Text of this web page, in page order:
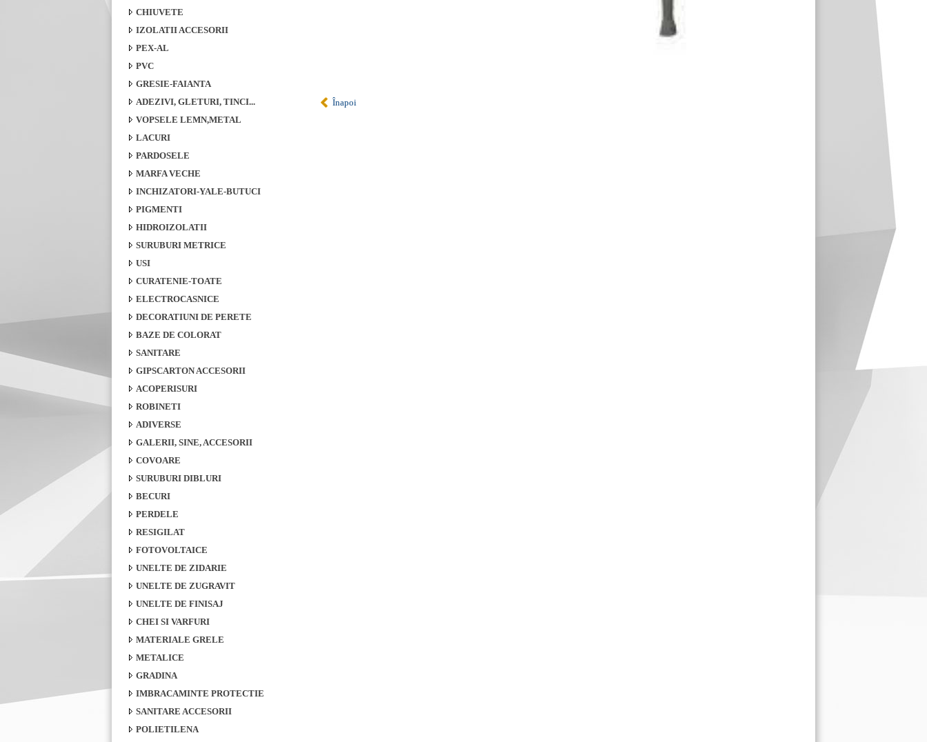
Înapoi
CHIUVETE
IZOLATII ACCESORII
PEX-AL
PVC
GRESIE-FAIANTA
ADEZIVI, GLETURI, TINCI...
VOPSELE LEMN,METAL
LACURI
PARDOSELE
MARFA VECHE
INCHIZATORI-YALE-BUTUCI
PIGMENTI
HIDROIZOLATII
SURUBURI METRICE
USI
CURATENIE-TOATE
ELECTROCASNICE
DECORATIUNI DE PERETE
BAZE DE COLORAT
SANITARE
GIPSCARTON ACCESORII
ACOPERISURI
ROBINETI
ADIVERSE
GALERII, SINE, ACCESORII
COVOARE
SURUBURI DIBLURI
BECURI
PERDELE
RESIGILAT
FOTOVOLTAICE
UNELTE DE ZIDARIE
UNELTE DE ZUGRAVIT
UNELTE DE FINISAJ
CHEI SI VARFURI
MATERIALE GRELE
METALICE
GRADINA
IMBRACAMINTE PROTECTIE
SANITARE ACCESORII
POLIETILENA